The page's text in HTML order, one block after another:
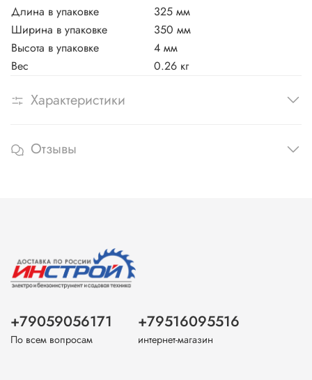
Длина в упаковке
325 мм
Ширина в упаковке
350 мм
Высота в упаковке
4 мм
Вес
0.26 кг
Характеристики
Отзывы
+79059056171
По всем вопросам
+79516095516
интернет-магазин